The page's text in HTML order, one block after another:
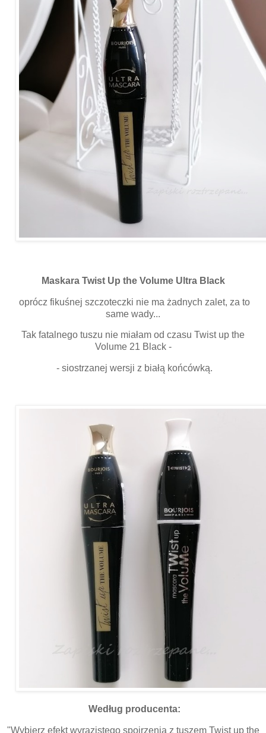
Maskara Twist Up the Volume Ultra Black
oprócz fikuśnej szczoteczki nie ma żadnych zalet, za to
same wady...
Tak fatalnego tuszu nie miałam od czasu Twist up the
Volume 21 Black -
- siostrzanej wersji z białą końcówką.
Według producenta:
"Wybierz efekt wyrazistego spojrzenia z tuszem Twist up the